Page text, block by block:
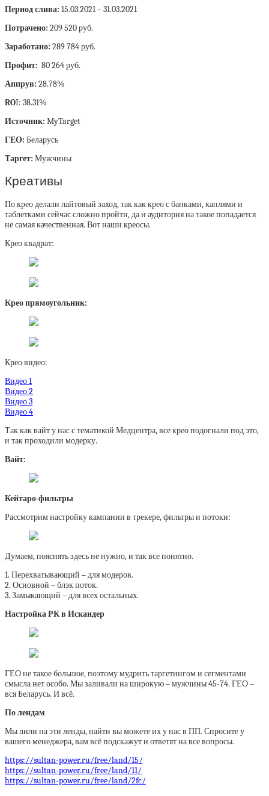
Период слива: 15.03.2021 – 31.03.2021
Потрачено: 209 520 руб.
Заработано: 289 784 руб.
Профит: 80 264 руб.
Аппрув: 28.78%
ROI: 38.31%
Источник: MyTarget
ГЕО: Беларусь
Таргет: Мужчины
Креативы
По крео делали лайтовый заход, так как крео с банками, каплями и
таблетками сейчас сложно пройти, да и аудитория на такое попадается
не самая качественная. Вот наши креосы.
Крео квадрат:
Крео прямоугольник:
Крео видео:
Видео 1
Видео 2
Видео 3
Видео 4
Так как вайт у нас с тематикой Медцентра, все крео подогнали под это,
и так проходили модерку.
Вайт:
Кейтаро-фильтры
Рассмотрим настройку кампании в трекере, фильтры и потоки:
Думаем, пояснять здесь не нужно, и так все понятно.
1. Перехватывающий – для модеров.
2. Основной – блэк поток.
3. Замыкающий – для всех остальных.
Настройка РК в Искандер
ГЕО не такое большое, поэтому мудрить таргетингом и сегментами
смысла нет особо. Мы заливали на широкую – мужчины 45-74. ГЕО –
вся Беларусь. И всё.
По лендам
Мы лили на эти ленды, найти вы можете их у нас в ПП. Спросите у
вашего менеджера, вам всё подскажут и ответят на все вопросы.
https://sultan-power.ru/free/land/15/
https://sultan-power.ru/free/land/11/
https://sultan-power.ru/free/land/2fc/